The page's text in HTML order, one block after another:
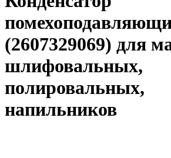
(2607329069) для
шлифовальных,
полировальных,
напильников